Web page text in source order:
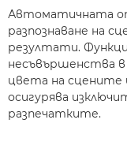
Автоматичната
разпознаване на
резултати.
несъвършенства
цвета на сцените
осигурява
разпечатките.